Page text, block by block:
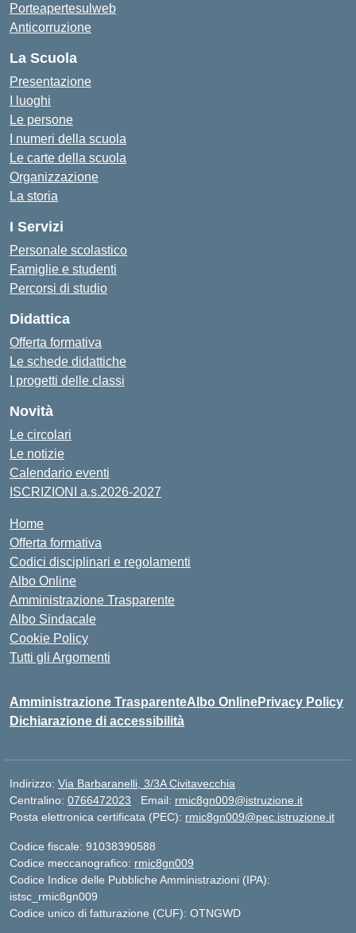
Porteapertesulweb
Anticorruzione
La Scuola
Presentazione
I luoghi
Le persone
I numeri della scuola
Le carte della scuola
Organizzazione
La storia
I Servizi
Personale scolastico
Famiglie e studenti
Percorsi di studio
Didattica
Offerta formativa
Le schede didattiche
I progetti delle classi
Novità
Le circolari
Le notizie
Calendario eventi
ISCRIZIONI a.s.2026-2027
Home
Offerta formativa
Codici disciplinari e regolamenti
Albo Online
Amministrazione Trasparente
Albo Sindacale
Cookie Policy
Tutti gli Argomenti
Amministrazione TrasparenteAlbo OnlinePrivacy Policy
Dichiarazione di accessibilità
Indirizzo: Via Barbaranelli, 3/3A Civitavecchia
Centralino: 0766472023 Email: rmic8gn009@istruzione.it
Posta elettronica certificata (PEC): rmic8gn009@pec.istruzione.it
Codice fiscale: 91038390588
Codice meccanografico: rmic8gn009
Codice Indice delle Pubbliche Amministrazioni (IPA):
istsc_rmic8gn009
Codice unico di fatturazione (CUF): OTNGWD